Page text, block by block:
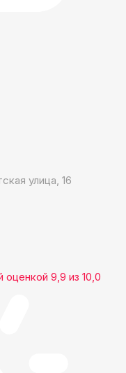
улица, 16
оценкой 9,9 из 10,0